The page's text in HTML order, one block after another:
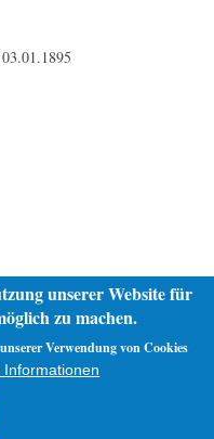
unserer Website für
zu machen.
Verwendung von Cookies
Informationen